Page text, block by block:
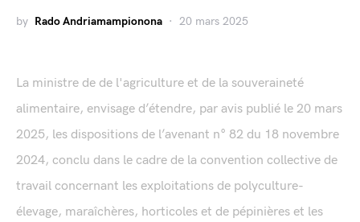
by Rado Andriamampionona 20 mars 2025
La ministre de de l'agriculture et de la souveraineté
alimentaire, envisage d’étendre, par avis publié le 20 mars
2025, les dispositions de l’avenant n° 82 du 18 novembre
2024, conclu dans le cadre de la convention collective de
travail concernant les exploitations de polyculture-
élevage, maraîchères, horticoles et de pépinières et les